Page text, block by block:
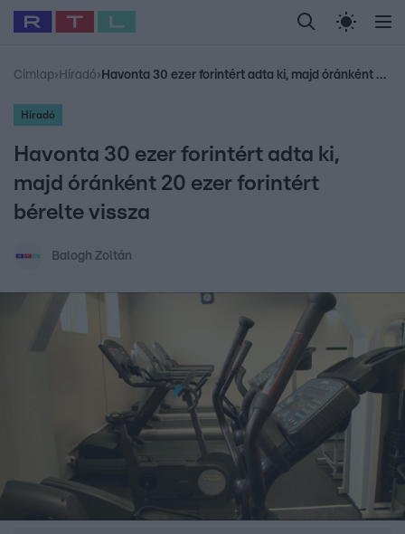
Legfrissebb RTL Híradó Randi Celeb vagyok,
Babits Marcella Most Wanted Gallusz
Címlap› Híradó› Havonta 30 ezer forintért adta ki, majd óránként 20 ezer forintért bérelte vissza
Híradó
Havonta 30 ezer forintért adta ki,
majd óránként 20 ezer forintért
bérelte vissza
Balogh Zoltán